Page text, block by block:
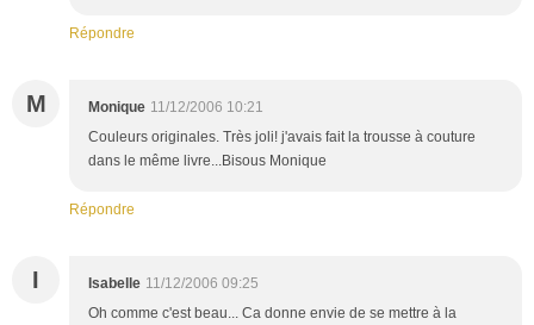
Répondre
M Monique 11/12/2006 10:21
Couleurs originales. Très joli! j'avais fait la trousse à couture
dans le même livre...Bisous Monique
Répondre
I Isabelle 11/12/2006 09:25
Oh comme c'est beau... Ca donne envie de se mettre à la